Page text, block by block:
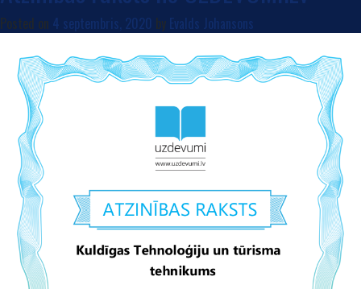
Posted on 4 septembris, 2020 by Evalds Johansons